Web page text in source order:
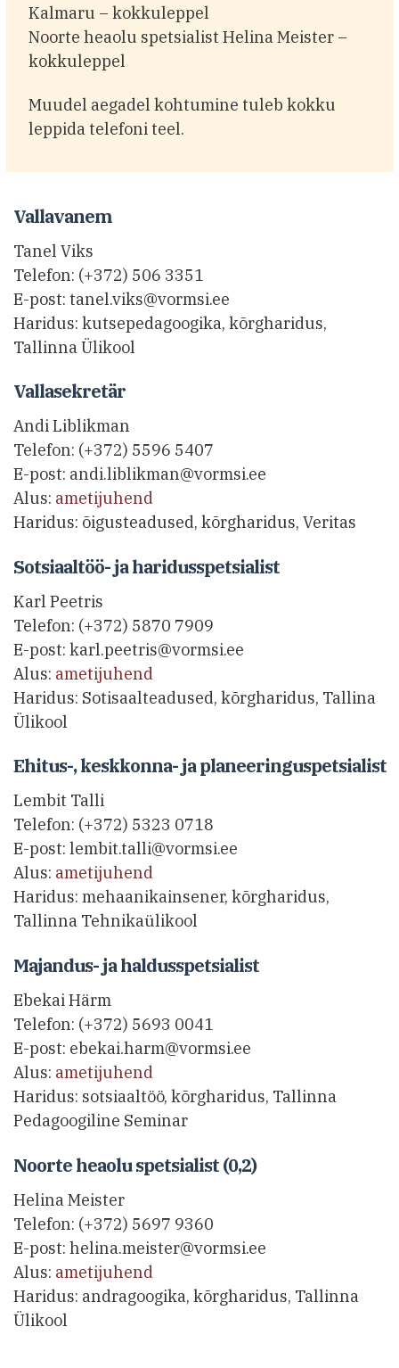
Kalmaru – kokkuleppel
Noorte heaolu spetsialist Helina Meister –
kokkuleppel
Muudel aegadel kohtumine tuleb kokku
leppida telefoni teel.
Vallavanem
Tanel Viks
Telefon: (+372) 506 3351
E-post: tanel.viks@vormsi.ee
Haridus: kutsepedagoogika, kõrgharidus,
Tallinna Ülikool
Vallasekretär
Andi Liblikman
Telefon: (+372) 5596 5407
E-post: andi.liblikman@vormsi.ee
Alus: ametijuhend
Haridus: õigusteadused, kõrgharidus, Veritas
Sotsiaaltöö- ja haridusspetsialist
Karl Peetris
Telefon: (+372) 5870 7909
E-post: karl.peetris@vormsi.ee
Alus: ametijuhend
Haridus: Sotisaalteadused, kõrgharidus, Tallina
Ülikool
Ehitus-, keskkonna- ja planeeringuspetsialist
Lembit Talli
Telefon: (+372) 5323 0718
E-post: lembit.talli@vormsi.ee
Alus: ametijuhend
Haridus: mehaanikainsener, kõrgharidus,
Tallinna Tehnikaülikool
Majandus- ja haldusspetsialist
Ebekai Härm
Telefon: (+372) 5693 0041
E-post: ebekai.harm@vormsi.ee
Alus: ametijuhend
Haridus: sotsiaaltöö, kõrgharidus, Tallinna
Pedagoogiline Seminar
Noorte heaolu spetsialist (0,2)
Helina Meister
Telefon: (+372) 5697 9360
E-post: helina.meister@vormsi.ee
Alus: ametijuhend
Haridus: andragoogika, kõrgharidus, Tallinna
Ülikool